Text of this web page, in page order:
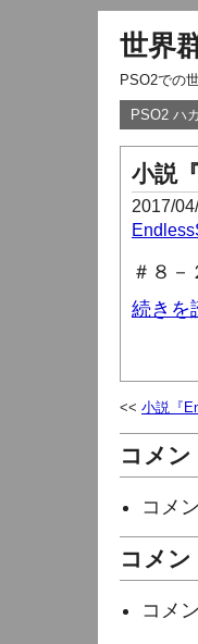
世界
PSO2での
PSO2 ハ
小説
2017/
＃８－
続きを
小説『
コメン
コメ
コメン
コメ